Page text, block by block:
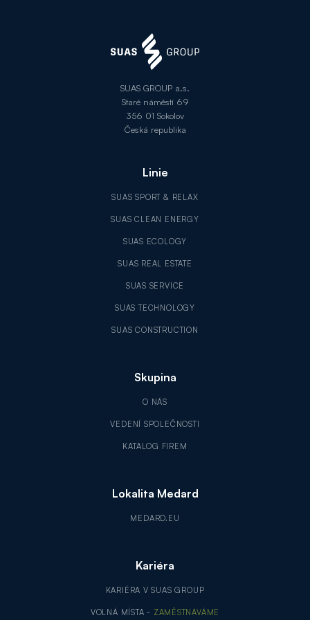
SUAS GROUP a.s.
Staré náměstí 69
356 01 Sokolov
Česká republika
Linie
SUAS SPORT & RELAX
SUAS CLEAN ENERGY
SUAS ECOLOGY
SUAS REAL ESTATE
SUAS SERVICE
SUAS TECHNOLOGY
SUAS CONSTRUCTION
Skupina
O NÁS
VEDENÍ SPOLEČNOSTI
KATALOG FIREM
Lokalita Medard
MEDARD.EU
Kariéra
KARIÉRA V SUAS GROUP
VOLNÁ MÍSTA - ZAMĚSTNÁVÁME